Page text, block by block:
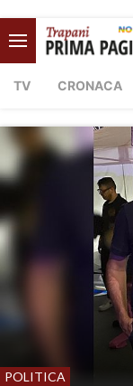
TV CRONACA
POLITICA